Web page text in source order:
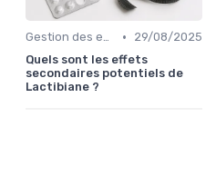
Gestion des effets secondaires •
29/08/2025
Quels sont les effets
secondaires potentiels de
Lactibiane ?